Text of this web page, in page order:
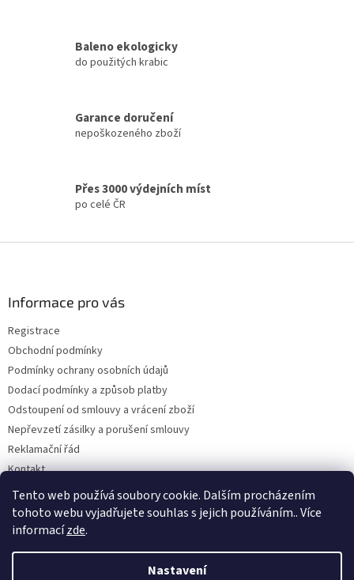
Tento web používá soubory cookie. Dalším procházením
tohoto webu vyjadřujete souhlas s jejich používáním.. Více
informacízde.
Nastavení
Baleno ekologicky
do použitých krabic
Garance doručení
nepoškozeného zboží
Přes 3000 výdejních míst
po celé ČR
Informace pro vás
Registrace
Obchodní podmínky
Podmínky ochrany osobních údajů
Dodací podmínky a způsob platby
Odstoupení od smlouvy a vrácení zboží
Nepřevzetí zásilky a porušení smlouvy
Reklamační řád
Kontakt
Napište nám